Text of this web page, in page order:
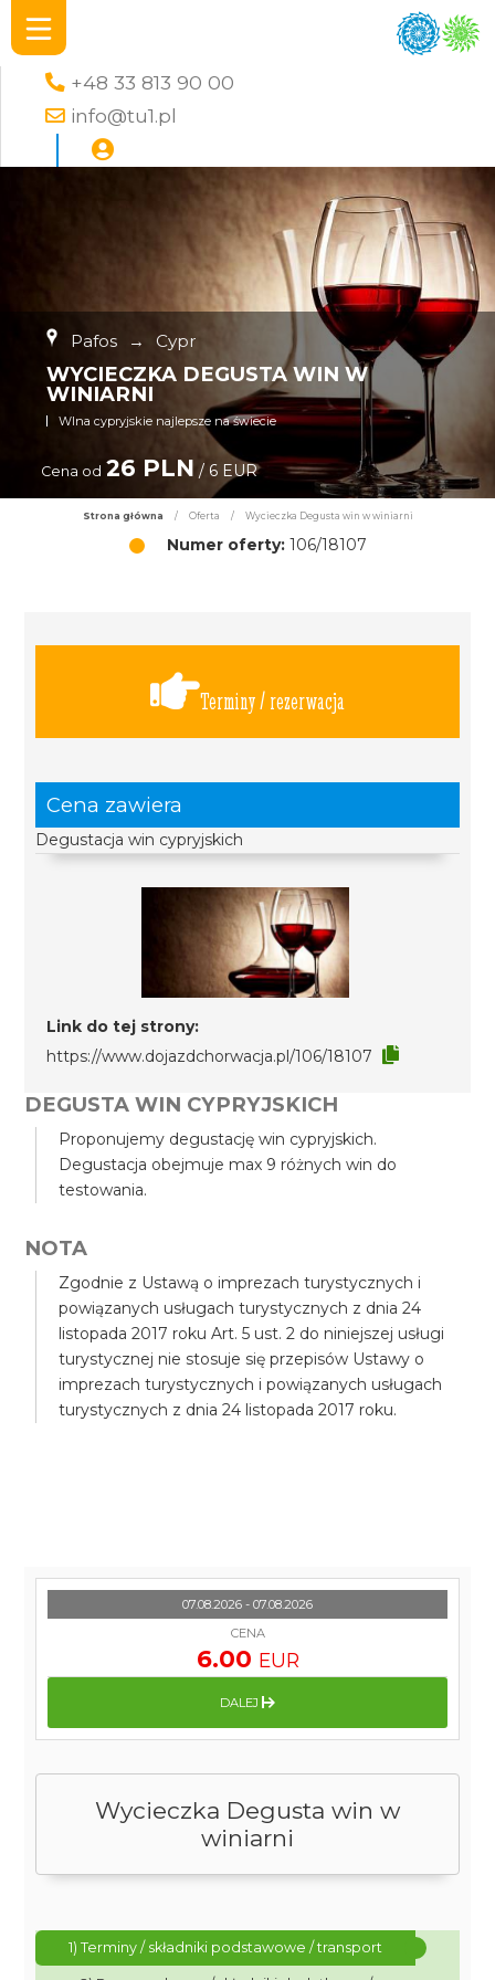
+48 33 813 90 00
info@tu1.pl
Pafos → Cypr
WYCIECZKA DEGUSTA WIN W
WINIARNI
WIna cypryjskie najlepsze na świecie
Cena od 26 PLN / 6 EUR
Strona główna / Oferta / Wycieczka Degusta win w winiarni
Numer oferty:106/18107
Terminy / rezerwacja
Cena zawiera
Degustacja win cypryjskich
Link do tej strony:
https://www.dojazdchorwacja.pl/106/18107
DEGUSTA WIN CYPRYJSKICH
Proponujemy degustację win cypryjskich.
Degustacja obejmuje max 9 różnych win do
testowania.
NOTA
Zgodnie z Ustawą o imprezach turystycznych i
powiązanych usługach turystycznych z dnia 24
listopada 2017 roku Art. 5 ust. 2 do niniejszej usługi
turystycznej nie stosuje się przepisów Ustawy o
imprezach turystycznych i powiązanych usługach
turystycznych z dnia 24 listopada 2017 roku.
Wycieczka Degusta win w
winiarni
1) Terminy / składniki podstawowe / transport
07.08.2026 - 07.08.2026
CENA
6.00 EUR
DALEJ